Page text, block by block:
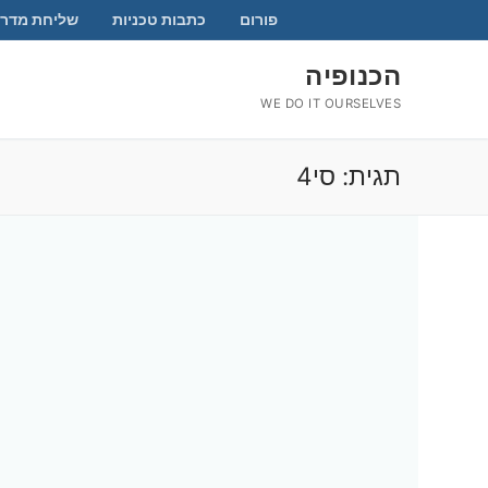
לתוכן
פורום כתבות טכניות שליחת
הכנופיה
WE DO IT OURSELVES
תגית: סי4